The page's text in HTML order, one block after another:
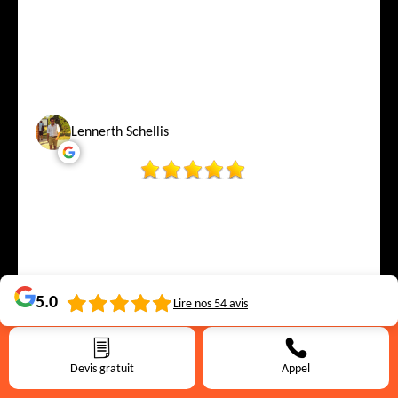
Devis gratuit Appel
Lennerth Schellis
5.0 Lire nos 54 avis